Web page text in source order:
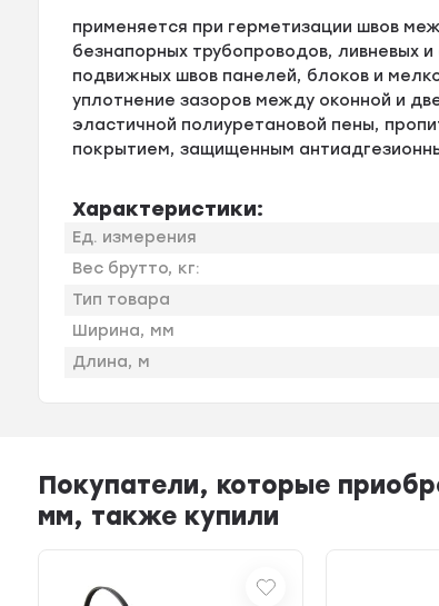
применяется при герметизации швов
безнапорных трубопроводов, ливневых
подвижных швов панелей, блоков и
уплотнение зазоров между оконной и
эластичной полиуретановой пены,
покрытием, защищенным
Характеристики:
Ед. измерения
Вес брутто, кг:
Тип товара
Ширина, мм
Длина, м
Покупатели, которые
мм, также купили